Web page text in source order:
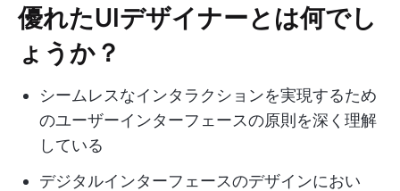
優れたUIデザイナーとは何でし
ょうか？
シームレスなインタラクションを実現するため
のユーザーインターフェースの原則を深く理解
している
デジタルインターフェースのデザインにおい